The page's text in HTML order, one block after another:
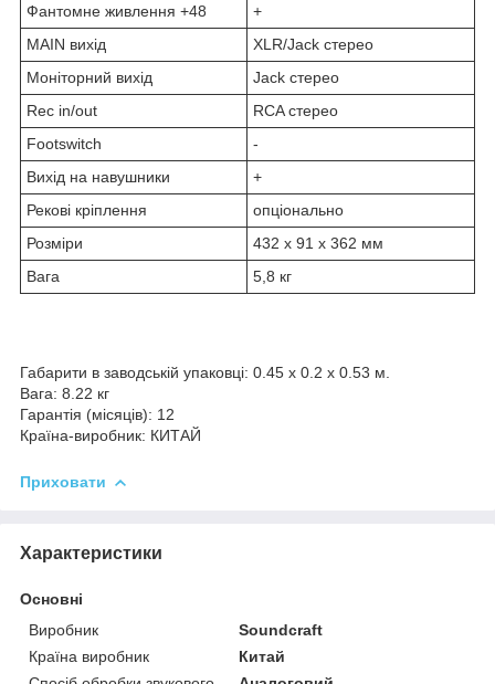
Фантомне живлення +48
+
MAIN вихід
XLR/Jack стерео
Моніторний вихід
Jack стерео
Rec in/out
RCA стерео
Footswitch
-
Вихід на навушники
+
Рекові кріплення
опціонально
Розміри
432 x 91 x 362 мм
Вага
5,8 кг
Габарити в заводській упаковці: 0.45 x 0.2 x 0.53 м.
Вага: 8.22 кг
Гарантія (місяців): 12
Країна-виробник: КИТАЙ
Приховати
Характеристики
Основні
Виробник
Soundcraft
Країна виробник
Китай